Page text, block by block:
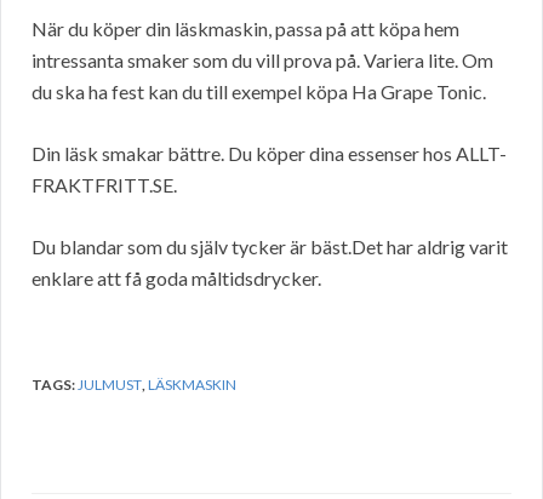
När du köper din läskmaskin, passa på att köpa hem
intressanta smaker som du vill prova på. Variera lite. Om
du ska ha fest kan du till exempel köpa Ha Grape Tonic.
Din läsk smakar bättre. Du köper dina essenser hos ALLT-
FRAKTFRITT.SE.
Du blandar som du själv tycker är bäst.Det har aldrig varit
enklare att få goda måltidsdrycker.
TAGS:JULMUST,LÄSKMASKIN